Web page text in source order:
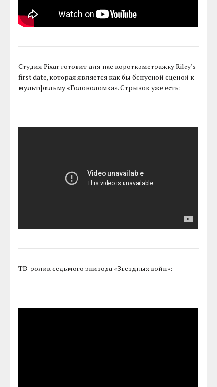
Студия Pixar готовит для нас короткометражку Riley's
first date, которая является как бы бонусной сценой к
мультфильму «Головоломка». Отрывок уже есть:
ТВ-ролик седьмого эпизода «Звездных войн»: